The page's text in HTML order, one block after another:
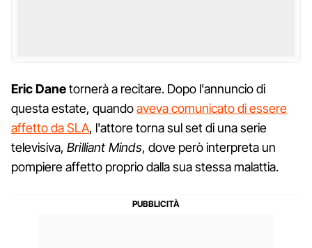
Eric Danetornerà a recitare. Dopo l'annuncio di
questa estate, quandoaveva comunicato di essere
affetto da SLA, l'attore torna sul set di una serie
televisiva, Brilliant Minds, dove però interpreta un
pompiere affetto proprio dalla sua stessa malattia.